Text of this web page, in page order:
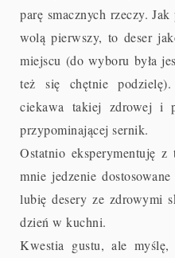
parę smacznych rzeczy.
wolą pierwszy, to deser
miejscu (do wyboru była
też się chętnie
ciekawa takiej zdrowej i
przypominającej sernik.
Ostatnio eksperymentuję
mnie jedzenie
lubię desery ze zdrowymi
dzień w kuchni.
Kwestia gustu, ale